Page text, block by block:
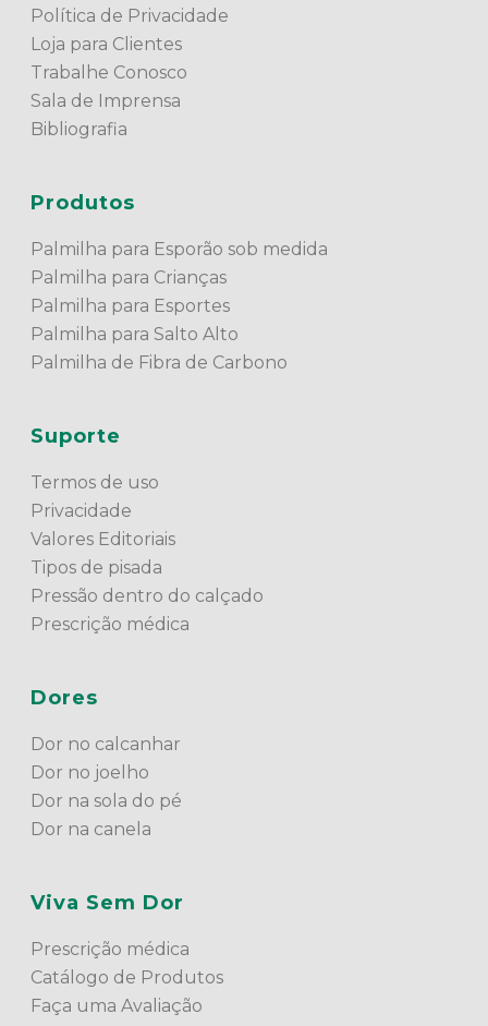
Política de Privacidade
Loja para Clientes
Trabalhe Conosco
Sala de Imprensa
Bibliografia
Produtos
Palmilha para Esporão sob medida
Palmilha para Crianças
Palmilha para Esportes
Palmilha para Salto Alto
Palmilha de Fibra de Carbono
Suporte
Termos de uso
Privacidade
Valores Editoriais
Tipos de pisada
Pressão dentro do calçado
Prescrição médica
Dores
Dor no calcanhar
Dor no joelho
Dor na sola do pé
Dor na canela
Viva Sem Dor
Prescrição médica
Catálogo de Produtos
Faça uma Avaliação